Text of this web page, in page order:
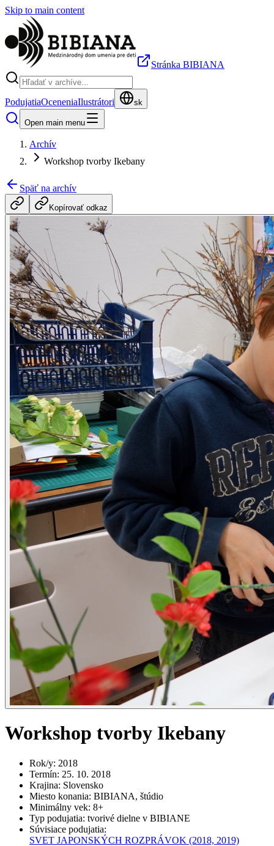
Skip to main content
Stránka BIBIANA
PodujatiaOceneniaIlustrátori sk
Open main menu
Archív
Workshop tvorby Ikebany
Späť na archív
Kopírovať odkaz
Workshop tvorby Ikebany
Rok/y: 2018
Termín: 25. 10. 2018
Krajina: Slovensko
Miesto konania: BIBIANA, štúdio
Minimálny vek: 8+
Typ podujatia: tvorivé dielne v BIBIANE
Súvisiace podujatia:
SVET JAPONSKÝCH ROZPRÁVOK (2018, 2019)